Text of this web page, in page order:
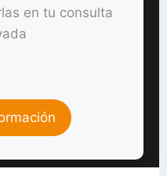
en tu consulta